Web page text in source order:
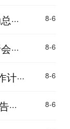
8-6
8-6
··· 8-6
8-6